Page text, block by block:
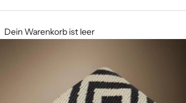
Dein Warenkorb ist leer